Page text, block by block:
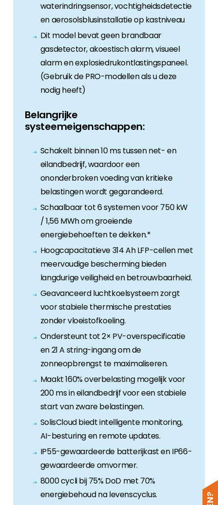
waterindringsensor, vochtigheidsdetectie
en aerosolsblusinstallatie op kastniveau
Dit model bevat geen brandbaar
gasdetector, akoestisch alarm, visueel
alarm en explosiedrukontlastingspaneel.
(Gebruik de PRO-modellen als u deze
nodig heeft)
Belangrijke
systeemeigenschappen:
Schakelt binnen 10 ms tussen net- en
eilandbedrijf, waardoor een
ononderbroken voeding van kritieke
belastingen wordt gegarandeerd.
Schaalbaar tot 6 systemen voor 750 kW
/ 1,56 MWh om groeiende
energiebehoeften te dekken.*
Hoogcapacitatieve 314 Ah LFP-cellen met
meervoudige bescherming bieden
langdurige veiligheid en betrouwbaarheid.
Geavanceerd luchtkoelsysteem zorgt
voor stabiele thermische prestaties
zonder vloeistofkoeling.
Ondersteunt tot 2× PV-overspecificatie
en 21 A string-ingang om de
zonneopbrengst te maximaliseren.
Maakt 160% overbelasting mogelijk voor
200 ms in eilandbedrijf voor een stabiele
start van zware belastingen.
SolisCloud biedt intelligente monitoring,
AI-besturing en remote updates.
IP55-gewaardeerde batterijkast en IP66-
gewaardeerde omvormer.
8000 cycli bij 75% DoD met 70%
energiebehoud na levenscyclus.